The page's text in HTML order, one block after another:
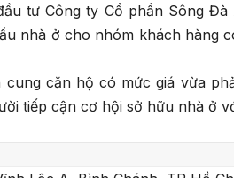
tư Công ty Cổ phần Sông
nhà ở cho nhóm khách hàng
căn hộ có mức giá vừa
tiếp cận cơ hội sở hữu nhà ở